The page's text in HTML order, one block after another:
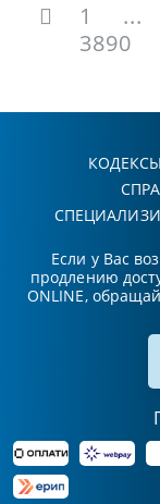
1 ...
3890
КОДЕКСЫ
Если у Вас
продлению
ONLINE,